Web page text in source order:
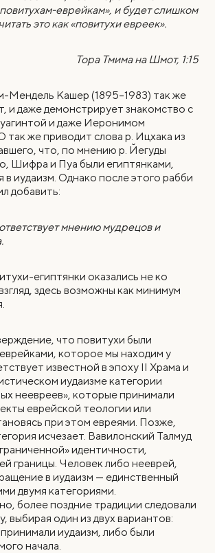
еврейкам», и будет слишком
это как «повитухи евреек».
Тора Тмима на Шмот, 1:15
Мендель Кашер (1895–1983) так же
и даже демонстрирует знакомство с
и даже Иеронимом
же приводит слова р. Ицхака из
что, по мнению р. Йегуды
Шифра и Пуа были египтянками,
в иудаизм. Однако после этого рабби
добавить:
мнению мудрецов и
египтянки оказались не ко
здесь возможны как минимум
что повитухи были
которое мы находим у
известной в эпоху II Храма и
иудаизме категории
неевреев», которые принимали
еврейской теологии или
при этом евреями. Позже,
исчезает. Вавилонский Талмуд
идентичности,
границы. Человек либо нееврей,
в иудаизм — единственный
двумя категориями.
более поздние традиции следовали
выбирая один из двух вариантов:
иудаизм, либо были
начала.